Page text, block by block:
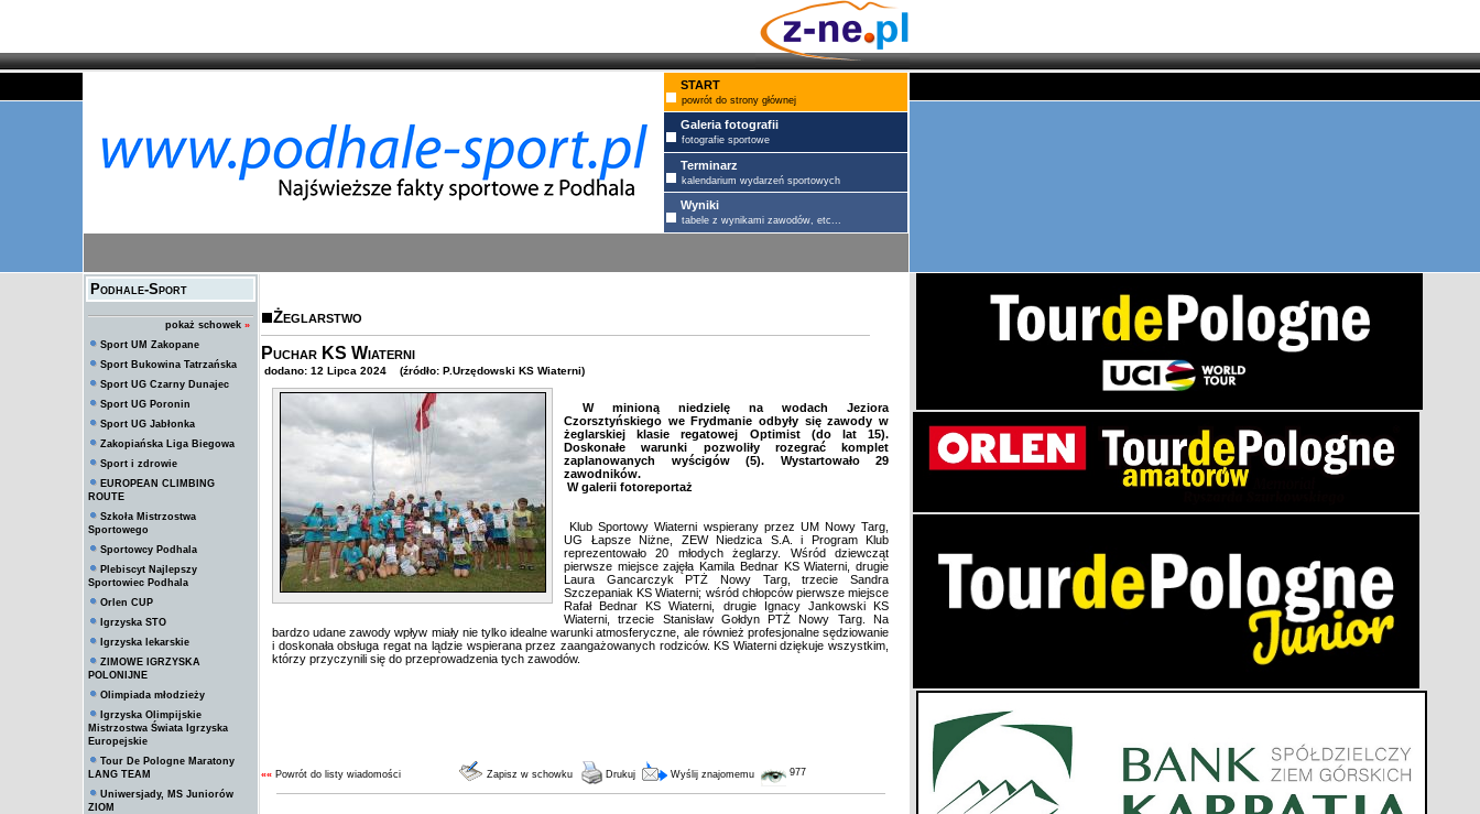
START
powrót do strony głównej
Galeria fotografii
fotografie sportowe
Terminarz
kalendarium wydarzeń sportowych
Wyniki
tabele z wynikami zawodów, etc...
Podhale-Sport
pokaż schowek »
Sport UM Zakopane
Sport Bukowina Tatrzańska
Sport UG Czarny Dunajec
Sport UG Poronin
Sport UG Jabłonka
Zakopiańska Liga Biegowa
Sport i zdrowie
EUROPEAN CLIMBING
ROUTE
Szkoła Mistrzostwa
Sportowego
Sportowcy Podhala
Plebiscyt Najlepszy
Sportowiec Podhala
Orlen CUP
Igrzyska STO
Igrzyska lekarskie
ZIMOWE IGRZYSKA
POLONIJNE
Olimpiada młodzieży
Igrzyska Olimpijskie
Mistrzostwa Świata Igrzyska
Europejskie
Tour De Pologne Maratony
LANG TEAM
Uniwersjady, MS Juniorów
ZIOM
Żeglarstwo
Puchar KS Wiaterni
dodano: 12 Lipca 2024 (źródło: P.Urzędowski KS Wiaterni)
W minioną niedzielę na wodach Jeziora
Czorsztyńskiego we Frydmanie odbyły się zawody w
żeglarskiej klasie regatowej Optimist (do lat 15).
Doskonałe warunki pozwoliły rozegrać komplet
zaplanowanych wyścigów (5). Wystartowało 29
zawodników.
W galerii fotoreportaż
Klub Sportowy Wiaterni wspierany przez UM Nowy Targ,
UG Łapsze Niżne, ZEW Niedzica S.A. i Program Klub
reprezentowało 20 młodych żeglarzy. Wśród dziewcząt
pierwsze miejsce zajęła Kamila Bednar KS Wiaterni, drugie
Laura Gancarczyk PTŻ Nowy Targ, trzecie Sandra
Szczepaniak KS Wiaterni; wśród chłopców pierwsze miejsce
Rafał Bednar KS Wiaterni, drugie Ignacy Jankowski KS
Wiaterni, trzecie Stanisław Gołdyn PTŻ Nowy Targ. Na
bardzo udane zawody wpływ miały nie tylko idealne warunki atmosferyczne, ale również profesjonalne sędziowanie
i doskonała obsługa regat na lądzie wspierana przez zaangażowanych rodziców. KS Wiaterni dziękuje wszystkim,
którzy przyczynili się do przeprowadzenia tych zawodów.
«« Powrót do listy wiadomości Zapisz w schowku Drukuj Wyślij znajomemu 977